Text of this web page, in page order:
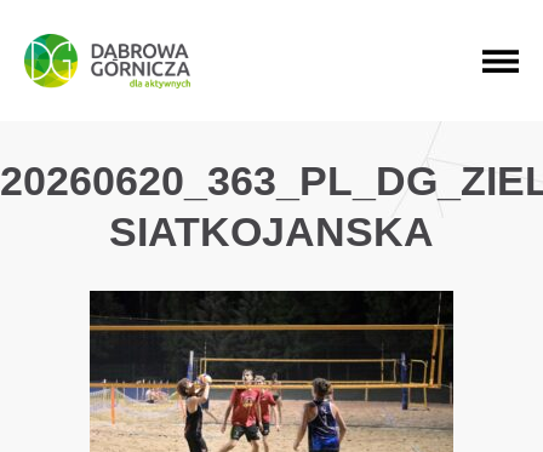
PRZEJDŹ DO MENU GŁÓWNEGO
PRZEJDŹ DO WYSZUKIWARKI
PRZEJDŹ DO TREŚCI
SIATKOJANSKA